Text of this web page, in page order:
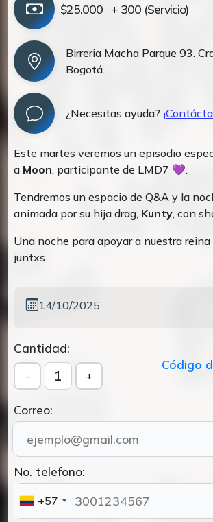
$25.000 + 300 (Servicio)
Birreria Macha Parque 93.
Bogotá.
¿Necesitas ayuda?
Este martes veremos un episodio
a Moon, participante de LMD7 💜.
Tendremos un espacio de Q&A y la
animada por su hija drag, Kunty, con
Una noche para apoyar a nuestra
juntxs
14/10/2025
Cantidad:
- 1 +
Código
Correo:
No. telefono:
+57